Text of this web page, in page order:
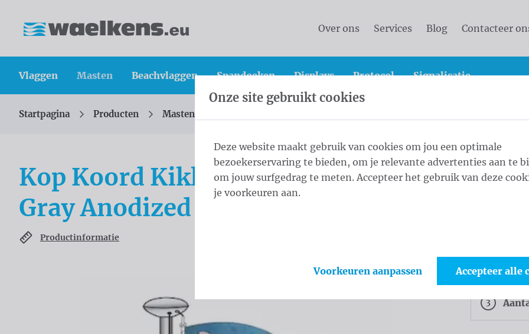
Over ons Services Blog Contacteer
Vlaggen Masten Beachvlaggen Spandoeken Displays Protocol Signalisatie
U bevindt zich hier:
Startpagina Producten Masten
Kop Koord Kikker 6,0 m - ⌀ 60/3
Gray Anodized
Productinformatie
1
2
3
Onze site gebruikt cookies
Deze website maakt gebruik van cookies om jou een optimale
bezoekerservaring te bieden, om je relevante advertenties aan te
om jouw surfgedrag te meten. Accepteer het gebruik van deze
je voorkeuren aan.
Voorkeuren aanpassen Accepteer alle